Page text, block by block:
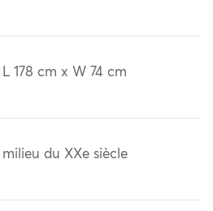
L 178 cm x W 74 cm
milieu du XXe siècle